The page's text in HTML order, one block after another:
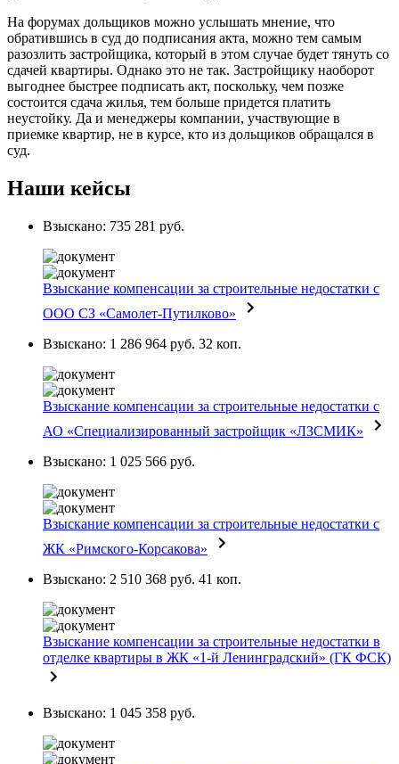
На форумах дольщиков можно услышать мнение, что
обратившись в суд до подписания акта, можно тем самым
разозлить застройщика, который в этом случае будет тянуть со
сдачей квартиры. Однако это не так. Застройщику наоборот
выгоднее быстрее подписать акт, поскольку, чем позже
состоится сдача жилья, тем больше придется платить
неустойку. Да и менеджеры компании, участвующие в
приемке квартир, не в курсе, кто из дольщиков обращался в
суд.
Наши кейсы
Взыскано: 735 281 руб.
Взыскание компенсации за строительные недостатки с
ООО СЗ «Самолет-Путилково»
Взыскано: 1 286 964 руб. 32 коп.
Взыскание компенсации за строительные недостатки с
АО «Специализированный застройщик «ЛЗСМИК»
Взыскано: 1 025 566 руб.
Взыскание компенсации за строительные недостатки с
ЖК «Римского-Корсакова»
Взыскано: 2 510 368 руб. 41 коп.
Взыскание компенсации за строительные недостатки в
отделке квартиры в ЖК «1-й Ленинградский» (ГК ФСК)
Взыскано: 1 045 358 руб.